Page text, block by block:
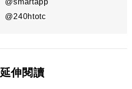
@240htotc
延伸閱讀